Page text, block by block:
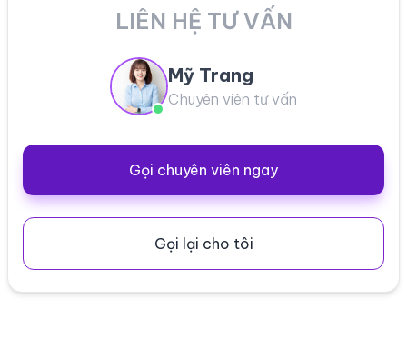
LIÊN HỆ TƯ VẤN
Mỹ Trang
Chuyên viên tư vấn
Gọi chuyên viên ngay
Gọi lại cho tôi